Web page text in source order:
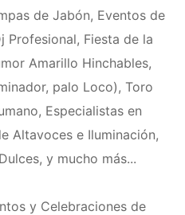
de Jabón, Eventos de
Profesional, Fiesta de la
Amarillo Hinchables,
palo Loco), Toro
Especialistas en
Altavoces e Iluminación,
y mucho más...
y Celebraciones de